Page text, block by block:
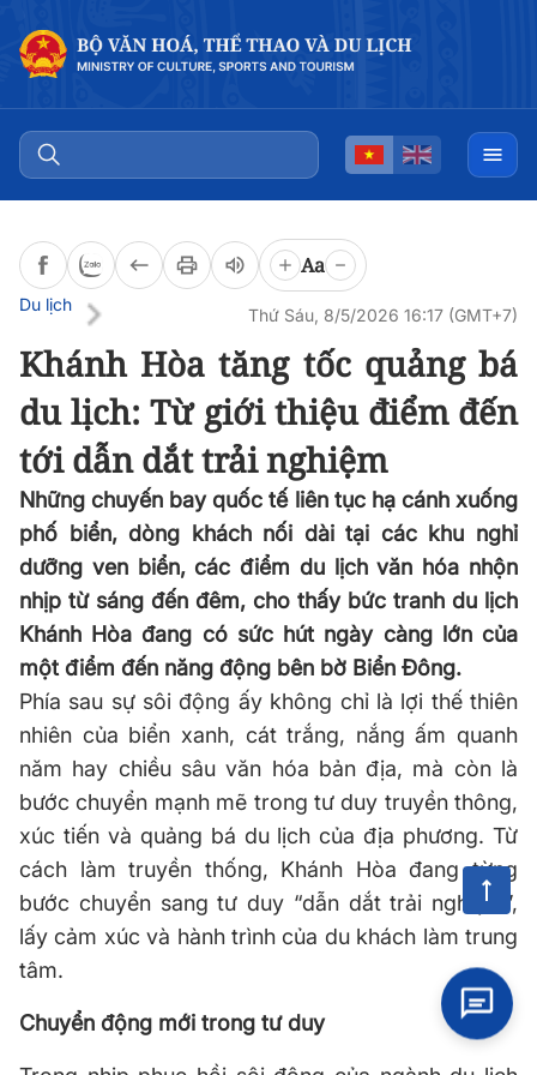
Aa
Du lịch
Thứ Sáu, 8/5/2026 16:17 (GMT+7)
Khánh Hòa tăng tốc quảng bá
du lịch: Từ giới thiệu điểm đến
tới dẫn dắt trải nghiệm
Những chuyến bay quốc tế liên tục hạ cánh xuống
phố biển, dòng khách nối dài tại các khu nghỉ
dưỡng ven biển, các điểm du lịch văn hóa nhộn
nhịp từ sáng đến đêm, cho thấy bức tranh du lịch
Khánh Hòa đang có sức hút ngày càng lớn của
một điểm đến năng động bên bờ Biển Đông.
Phía sau sự sôi động ấy không chỉ là lợi thế thiên
nhiên của biển xanh, cát trắng, nắng ấm quanh
năm hay chiều sâu văn hóa bản địa, mà còn là
bước chuyển mạnh mẽ trong tư duy truyền thông,
xúc tiến và quảng bá du lịch của địa phương. Từ
cách làm truyền thống, Khánh Hòa đang từng
bước chuyển sang tư duy “dẫn dắt trải nghiệm”,
lấy cảm xúc và hành trình của du khách làm trung
tâm.
Chuyển động mới trong tư duy
Đọc bài